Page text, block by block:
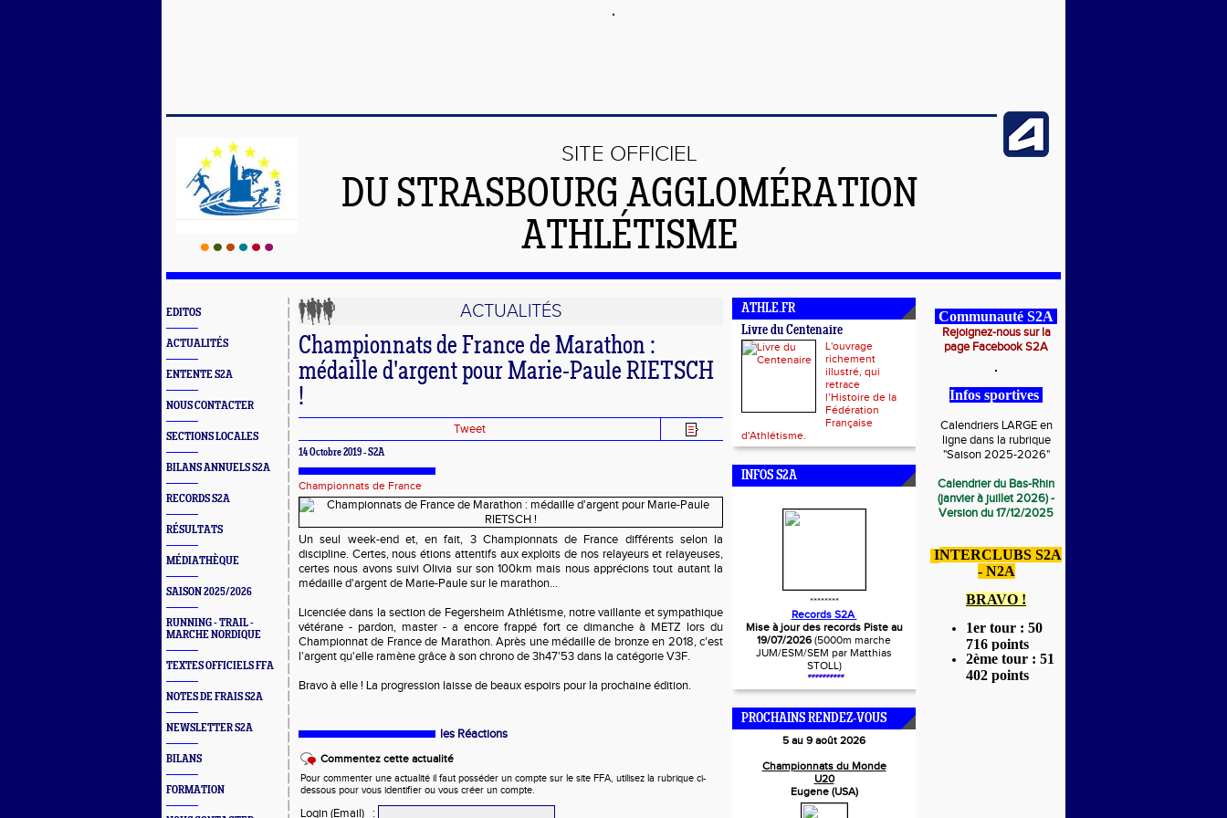
SITE OFFICIEL
DU STRASBOURG AGGLOMÉRATION
ATHLÉTISME
EDITOS
ACTUALITÉS
ENTENTE S2A
NOUS CONTACTER
SECTIONS LOCALES
BILANS ANNUELS S2A
RECORDS S2A
RÉSULTATS
MÉDIATHÈQUE
SAISON 2025/2026
RUNNING - TRAIL -
MARCHE NORDIQUE
TEXTES OFFICIELS FFA
NOTES DE FRAIS S2A
NEWSLETTER S2A
BILANS
FORMATION
ACTUALITÉS
Championnats de France de Marathon :
médaille d'argent pour Marie-Paule RIETSCH
!
Tweet
14 Octobre 2019 - S2A
Championnats de France
Un seul week-end et, en fait, 3 Championnats de France différents selon la
discipline. Certes, nous étions attentifs aux exploits de nos relayeurs et relayeuses,
certes nous avons suivi Olivia sur son 100km mais nous apprécions tout autant la
médaille d'argent de Marie-Paule sur le marathon...
Licenciée dans la section de Fegersheim Athlétisme, notre vaillante et sympathique
vétérane - pardon, master - a encore frappé fort ce dimanche à METZ lors du
Championnat de France de Marathon. Après une médaille de bronze en 2018, c'est
l'argent qu'elle ramène grâce à son chrono de 3h47'53 dans la catégorie V3F.
Bravo à elle ! La progression laisse de beaux espoirs pour la prochaine édition.
les Réactions
Commentez cette actualité
Pour commenter une actualité il faut posséder un compte sur le site FFA, utilisez la rubrique ci-
dessous pour vous identifier ou vous créer un compte.
Login (Email)
:
ATHLE.FR
Livre du Centenaire
L'ouvrage
richement
illustré, qui
retrace
l’Histoire de la
Fédération
Française
d'Athlétisme.
INFOS S2A
********
Records S2A
Mise à jour des records Piste au
19/07/2026 (5000m marche
JUM/ESM/SEM par Matthias
STOLL)
**********
PROCHAINS RENDEZ-VOUS
5 au 9 août 2026
Championnats du Monde
U20
Eugene (USA)
Communauté S2A
Rejoignez-nous sur la
page Facebook S2A
Infos sportives
Calendriers LARGE en
ligne dans la rubrique
"Saison 2025-2026"
Calendrier du Bas-Rhin
(janvier à juillet 2026) -
Version du 17/12/2025
INTERCLUBS S2A
- N2A
BRAVO !
1er tour : 50
716 points
2ème tour : 51
402 points